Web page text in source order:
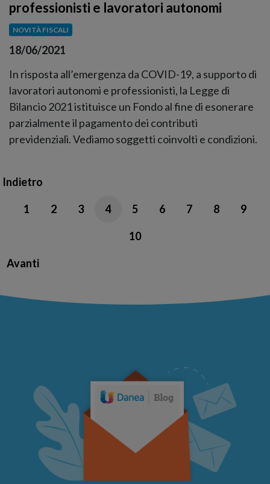
professionisti e lavoratori autonomi
NOVITÀ FISCALI
18/06/2021
In risposta all’emergenza da COVID-19, a supporto di
lavoratori autonomi e professionisti, la Legge di
Bilancio 2021 istituisce un Fondo al fine di esonerare
parzialmente il pagamento dei contributi
previdenziali. Vediamo soggetti coinvolti e condizioni.
Indietro
1 2 3 4 5 6 7 8 9
10
Avanti